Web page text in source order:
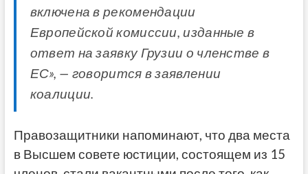
включена в рекомендации
Европейской комиссии, изданные в
ответ на заявку Грузии о членстве в
ЕС», — говорится в заявлении
коалиции.
Правозащитники напоминают, что два места
в Высшем совете юстиции, состоящем из 15